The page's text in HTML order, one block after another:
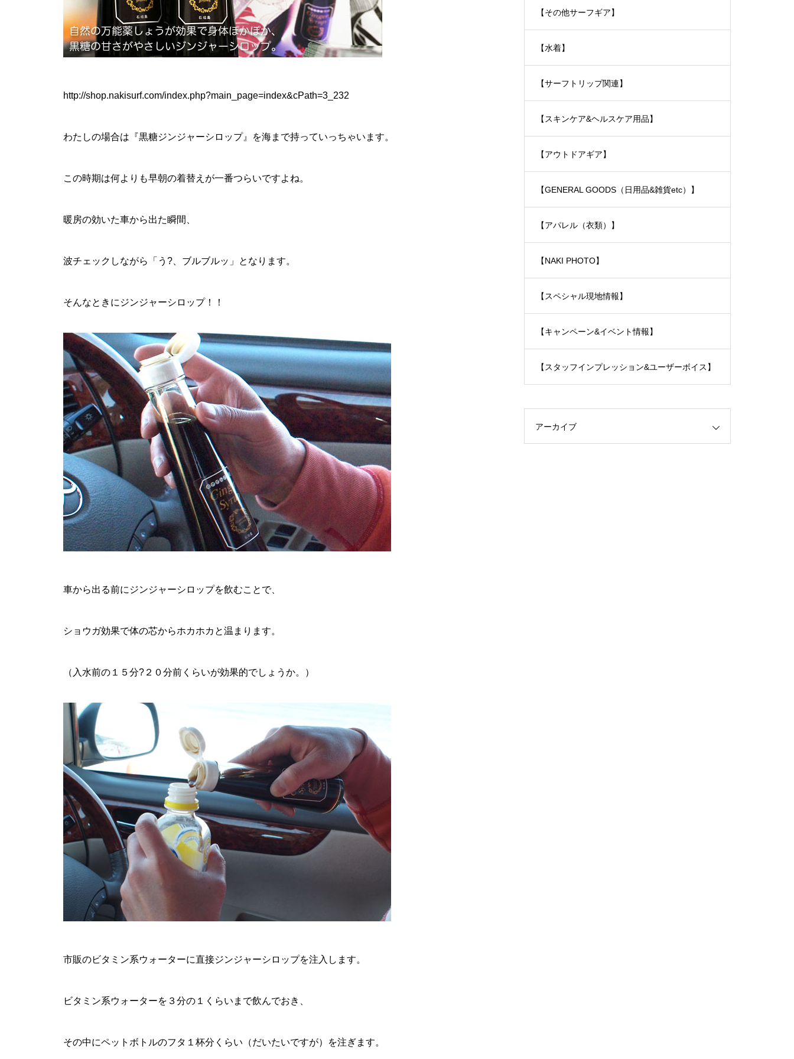
http://shop.nakisurf.com/index.php?main_page=index&cPath=3_232
わたしの場合は『黒糖ジンジャーシロップ』を海まで持っていっちゃいます。
この時期は何よりも早朝の着替えが一番つらいですよね。
暖房の効いた車から出た瞬間、
波チェックしながら「う?、ブルブルッ」となります。
そんなときにジンジャーシロップ！！
車から出る前にジンジャーシロップを飲むことで、
ショウガ効果で体の芯からホカホカと温まります。
（入水前の１５分?２０分前くらいが効果的でしょうか。）
市販のビタミン系ウォーターに直接ジンジャーシロップを注入します。
ビタミン系ウォーターを３分の１くらいまで飲んでおき、
その中にペットボトルのフタ１杯分くらい（だいたいですが）を注ぎます。
【その他サーフギア】
【水着】
【サーフトリップ関連】
【スキンケア&ヘルスケア用品】
【アウトドアギア】
【GENERAL GOODS（日用品&雑貨etc）】
【アパレル（衣類）】
【NAKI PHOTO】
【スペシャル現地情報】
【キャンペーン&イベント情報】
【スタッフインプレッション&ユーザーボイス】
アーカイブ